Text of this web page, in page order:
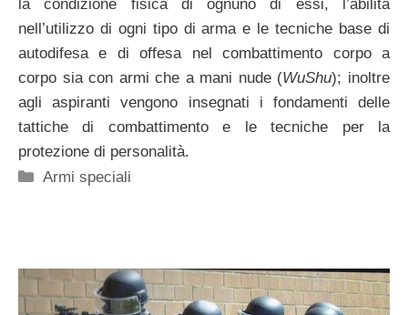
la condizione fisica di ognuno di essi, l’abilità
nell’utilizzo di ogni tipo di arma e le tecniche base di
autodifesa e di offesa nel combattimento corpo a
corpo sia con armi che a mani nude (WuShu); inoltre
agli aspiranti vengono insegnati i fondamenti delle
tattiche di combattimento e le tecniche per la
protezione di personalità.
Categorie
Armi speciali